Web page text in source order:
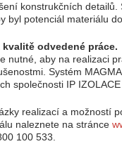
konstrukčních detailů.
byl potenciál materiálu
odvedené práce.
nutné, aby na realizaci
Systém
společnosti IP IZOLACE
realizací a možností
naleznete na stránce
100 533.